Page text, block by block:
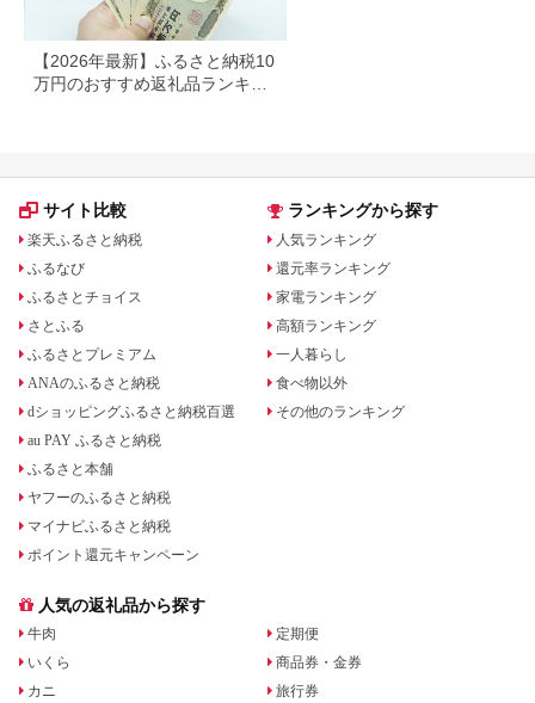
【2026年最新】ふるさと納税10
万円のおすすめ返礼品ランキン
サイト比較
楽天ふるさと納税
ふるなび
ふるさとチョイス
さとふる
ふるさとプレミアム
ANAのふるさと納税
dショッピングふるさと納税百選
au PAY ふるさと納税
ふるさと本舗
ヤフーのふるさと納税
マイナビふるさと納税
ポイント還元キャンペーン
ランキングから探す
人気ランキング
還元率ランキング
家電ランキング
高額ランキング
一人暮らし
食べ物以外
その他のランキング
人気の返礼品から探す
牛肉
いくら
カニ
定期便
商品券・金券
旅行券